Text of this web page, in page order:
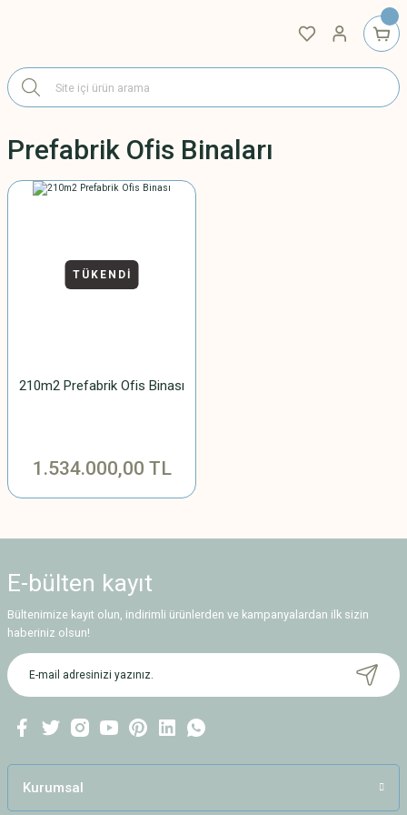
Prefabrik Ofis Binaları
TÜKENDİ
210m2 Prefabrik Ofis Binası
1.534.000,00 TL
E-bülten kayıt
Bültenimize kayıt olun, indirimli ürünlerden ve kampanyalardan ilk sizin
haberiniz olsun!
Kurumsal